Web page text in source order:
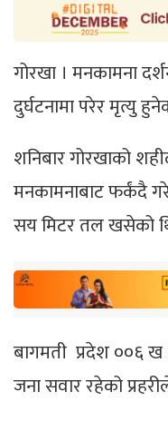
गोरखा । मनकामना
दुर्घटनामा परेर मृत्यु
शनिबार गोरखाको
मनकामनाबाट फर्कंदै
सय मिटर तल खसेको
बागमती प्रदेश ००६ ख
जना सवार रहेको